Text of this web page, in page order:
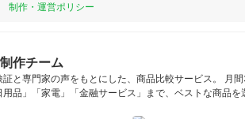
制作・運営ポリシー
作チーム
証と専門家の声をもとにした、商品比較サービス。 月
用品」「家電」「金融サービス」まで、ベストな商品